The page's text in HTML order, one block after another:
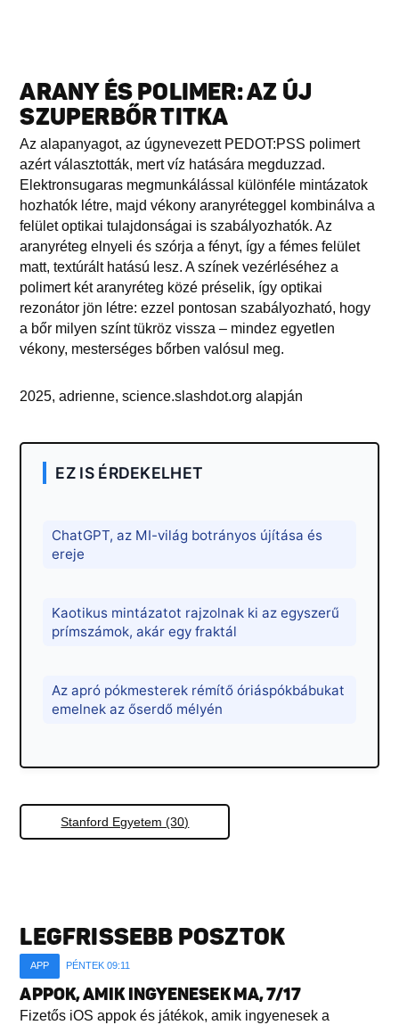
ARANY ÉS POLIMER: AZ ÚJ
SZUPERBŐR TITKA
Az alapanyagot, az úgynevezett PEDOT:PSS polimert
azért választották, mert víz hatására megduzzad.
Elektronsugaras megmunkálással különféle mintázatok
hozhatók létre, majd vékony aranyréteggel kombinálva a
felület optikai tulajdonságai is szabályozhatók. Az
aranyréteg elnyeli és szórja a fényt, így a fémes felület
matt, textúrált hatású lesz. A színek vezérléséhez a
polimert két aranyréteg közé préselik, így optikai
rezonátor jön létre: ezzel pontosan szabályozható, hogy
a bőr milyen színt tükröz vissza – mindez egyetlen
vékony, mesterséges bőrben valósul meg.
2025, adrienne, science.slashdot.org alapján
EZ IS ÉRDEKELHET
ChatGPT, az MI-világ botrányos újítása és
ereje
Kaotikus mintázatot rajzolnak ki az egyszerű
prímszámok, akár egy fraktál
Az apró pókmesterek rémítő óriáspókbábukat
emelnek az őserdő mélyén
Stanford Egyetem (30)
LEGFRISSEBB POSZTOK
APP PÉNTEK 09:11
APPOK, AMIK INGYENESEK MA, 7/17
Fizetős iOS appok és játékok, amik ingyenesek a